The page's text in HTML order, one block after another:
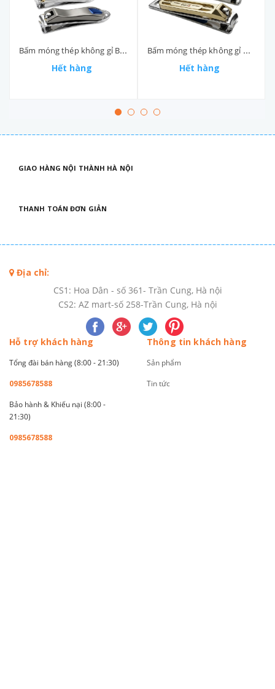
Bấm móng thép không gỉ Bâfla size nhỏ 8046
Hết hàng
Bấm móng thép không gỉ QLMA size nhỏ 5002-2
Hết hàng
GIAO HÀNG NỘI THÀNH HÀ NỘI
THANH TOÁN ĐƠN GIẢN
Địa chỉ:
CS1: Hoa Dân - số 361- Trần Cung, Hà nội
CS2: AZ mart-số 258-Trần Cung, Hà nội
Hỗ trợ khách hàng
Tổng đài bán hàng (8:00 - 21:30)
0985678588
Bảo hành & Khiếu nại (8:00 -
21:30)
0985678588
Thông tin khách hàng
Sản phẩm
Tin tức